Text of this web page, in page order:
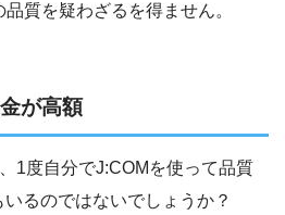
質を疑わざるを得ません。
が高額
1度自分でJ:COMを使って品質
るのではないでしょうか？